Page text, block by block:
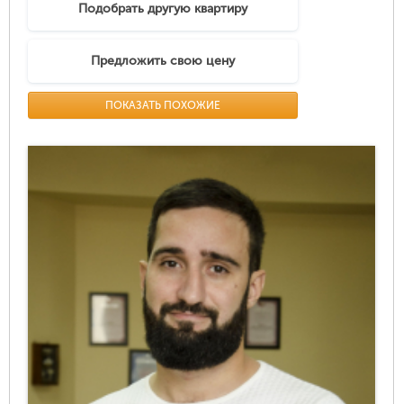
Подобрать другую квартиру
Предложить свою цену
ПОКАЗАТЬ ПОХОЖИЕ